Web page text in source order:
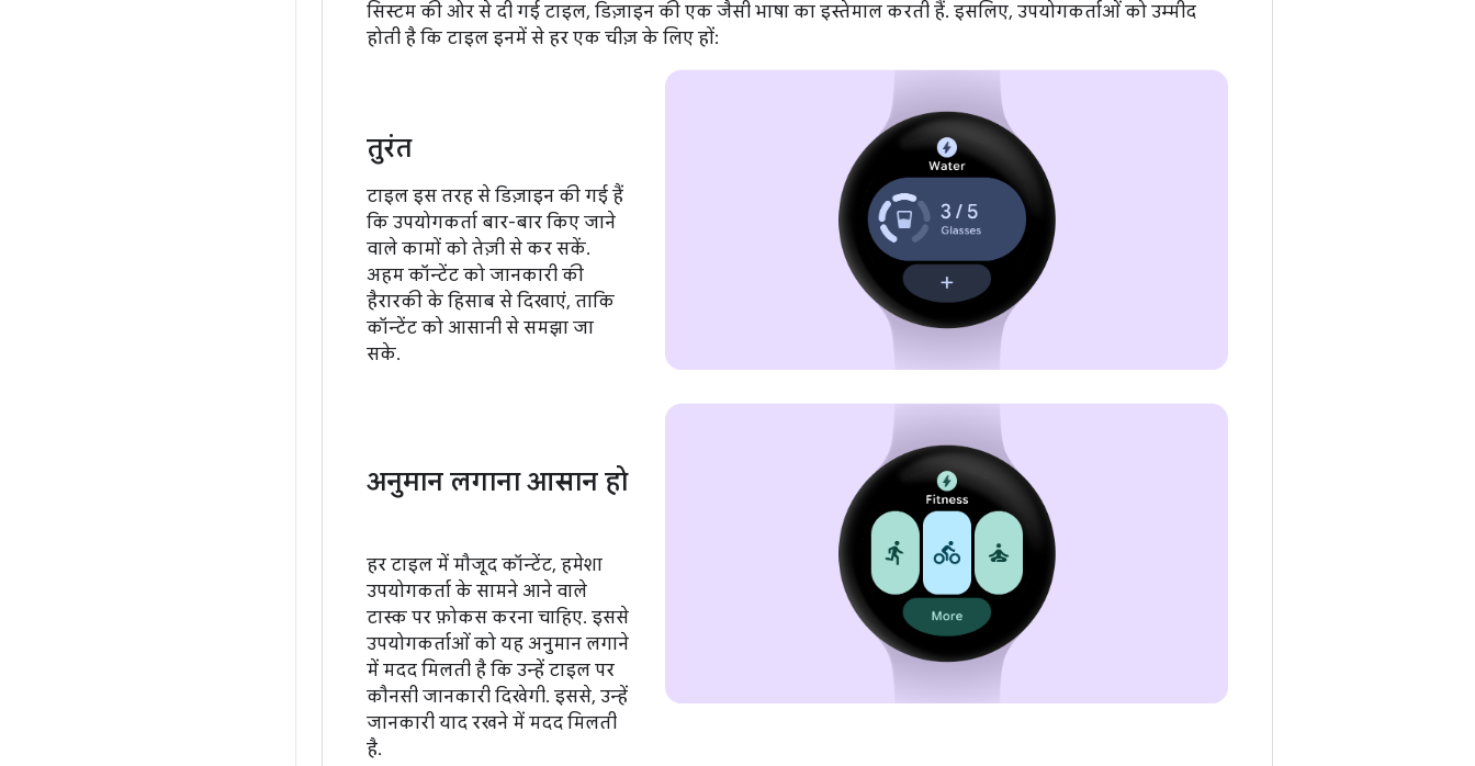
सिस्टम की ओर से दी गई टाइल, डिज़ाइन की एक जैसी भाषा का इस्तेमाल करती हैं. इसलिए, उपयोगकर्ताओं को उम्मीद
होती है कि टाइल इनमें से हर एक चीज़ के लिए हों:
तुरंत
टाइल इस तरह से डिज़ाइन की गई हैं
कि उपयोगकर्ता बार-बार किए जाने
वाले कामों को तेज़ी से कर सकें.
अहम कॉन्टेंट को जानकारी की
हैरारकी के हिसाब से दिखाएं, ताकि
कॉन्टेंट को आसानी से समझा जा
सके.
अनुमान लगाना आसान हो
हर टाइल में मौजूद कॉन्टेंट, हमेशा
उपयोगकर्ता के सामने आने वाले
टास्क पर फ़ोकस करना चाहिए. इससे
उपयोगकर्ताओं को यह अनुमान लगाने
में मदद मिलती है कि उन्हें टाइल पर
कौनसी जानकारी दिखेगी. इससे, उन्हें
जानकारी याद रखने में मदद मिलती
है.